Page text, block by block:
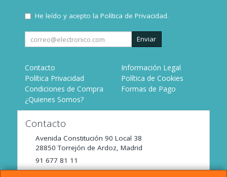
He leído y acepto la Política de Privacidad.
Enviar
Contacto
Información Legal
Política Privacidad
Política de Cookies
Condiciones de Compra
Formas de Pago
¿Quienes Somos?
Contacto
Avenida Constitución 90 Local 38
28850 Torrejón de Ardoz, Madrid
91 677 81 11
tienda@incomaz.com